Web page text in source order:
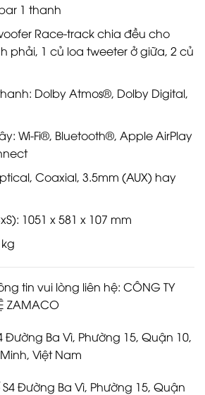
1 thanh
Race-track chia đều cho
phải, 1 củ loa tweeter ở giữa, 2 củ
Dolby Atmos®, Dolby Digital,
Wi-Fi®, Bluetooth®, Apple AirPlay
Coaxial, 3.5mm (AUX) hay
1051 x 581 x 107 mm
tin vui lòng liên hệ: CÔNG TY
ZAMACO
Đường Ba Vì, Phường 15, Quận 10,
Việt Nam
Đường Ba Vì, Phường 15, Quận